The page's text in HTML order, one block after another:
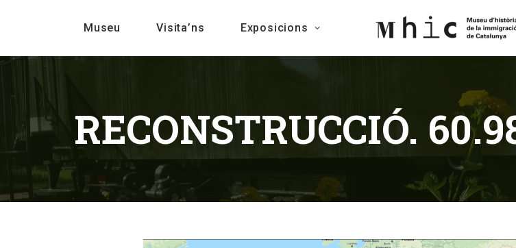
Museu Visita’ns Exposicions
RECONSTRUCCIÓ.